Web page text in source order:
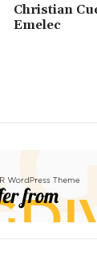
Christian
Emelec